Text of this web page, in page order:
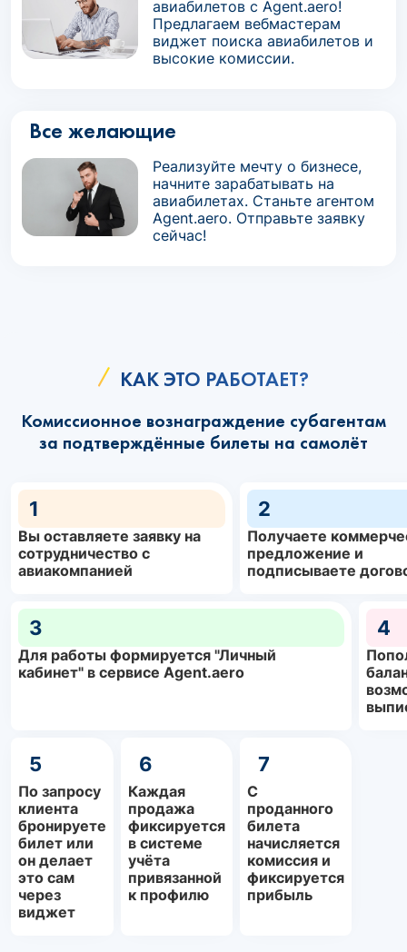
авиабилетов с Agent.aero!
Предлагаем вебмастерам
виджет поиска авиабилетов и
высокие комиссии.
Все желающие
Реализуйте мечту о бизнесе,
начните зарабатывать на
авиабилетах. Станьте агентом
Agent.aero. Отправьте заявку
сейчас!
КАК ЭТО РАБОТАЕТ?
Комиссионное вознаграждение субагентам
за подтверждённые билеты на самолёт
1
Вы оставляете заявку на
сотрудничество с
авиакомпанией
2
Получаете
предложение и
подписываете
3
Для работы формируется "Личный
кабинет" в сервисе Agent.aero
4
5
По запросу
клиента
бронируете
билет или
он делает
это сам
через
виджет
6
Каждая
продажа
фиксируется
в системе
учёта
привязанной
к профилю
7
С
проданного
билета
начисляется
комиссия и
фиксируется
прибыль